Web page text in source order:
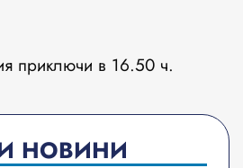
приключи в 16.50 ч.
НОВИНИ